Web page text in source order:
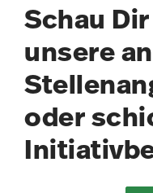
Schau
unsere
oder